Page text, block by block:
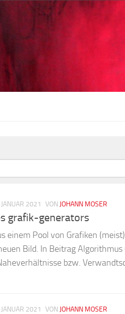
2021 VON JOHANN MOSER
grafik-generators
einem Pool von Grafiken
Bild. In Beitrag
bzw.
2021 VON JOHANN MOSER